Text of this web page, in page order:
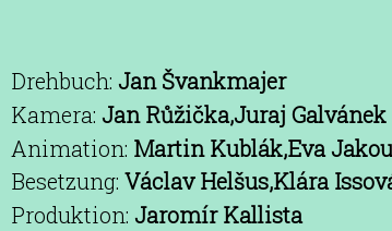
Drehbuch: Jan Švankmajer
Kamera: Jan Růžička,Juraj Galvánek
Animation: Martin Kublák,Eva
Besetzung: Václav Helšus,Klára
Produktion: Jaromír Kallista